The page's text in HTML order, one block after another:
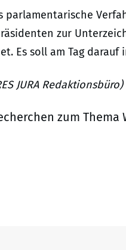
zur
Es soll am Tag darauf
JURA Redaktionsbüro)
zum Thema